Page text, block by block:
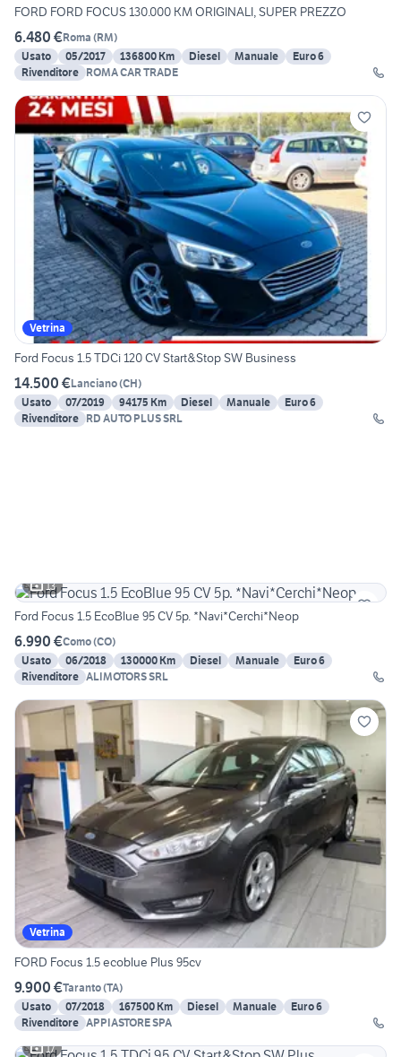
FORD FORD FOCUS 130.000 KM ORIGINALI, SUPER PREZZO
6.480 €Roma (RM)
Usato
05/2017 136800 Km Diesel Manuale
Euro 6
Rivenditore ROMA CAR TRADE
Vetrina
Ford Focus 1.5 TDCi 120 CV Start&Stop SW Business
14.500 €Lanciano(CH)
Usato
07/2019 94175 Km Diesel Manuale
Euro 6
Rivenditore RD AUTO PLUS SRL
13
Ford Focus 1.5 EcoBlue 95 CV 5p. *Navi*Cerchi*Neop
6.990 €Como(CO)
Usato
06/2018 130000 Km Diesel Manuale
Euro 6
Rivenditore ALIMOTORS SRL
Vetrina
FORD Focus 1.5 ecoblue Plus 95cv
9.900 €Taranto(TA)
Usato
07/2018 167500 Km Diesel Manuale
Euro 6
Rivenditore APPIASTORE SPA
17